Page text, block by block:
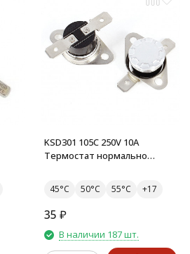
KSD301 105C 250V 10A
Термостат нормально
45°C 50°C 55°C
35 ₽
В наличии 187 шт.